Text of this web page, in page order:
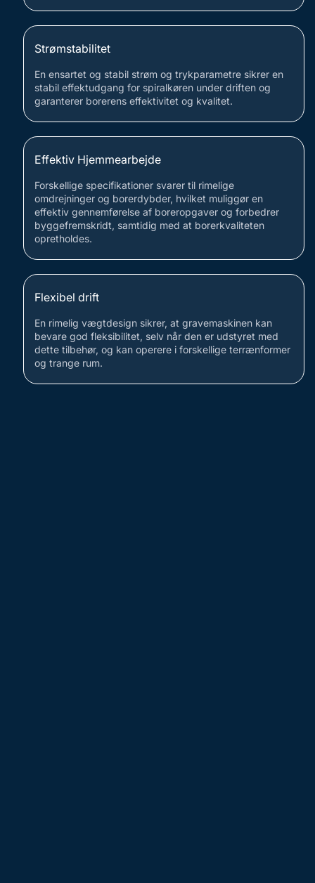
Strømstabilitet
En ensartet og stabil strøm og trykparametre sikrer en
stabil effektudgang for spiralkøren under driften og
garanterer borerens effektivitet og kvalitet.
Effektiv Hjemmearbejde
Forskellige specifikationer svarer til rimelige
omdrejninger og borerdybder, hvilket muliggør en
effektiv gennemførelse af boreropgaver og forbedrer
byggefremskridt, samtidig med at borerkvaliteten
opretholdes.
Flexibel drift
En rimelig vægtdesign sikrer, at gravemaskinen kan
bevare god fleksibilitet, selv når den er udstyret med
dette tilbehør, og kan operere i forskellige terrænformer
og trange rum.